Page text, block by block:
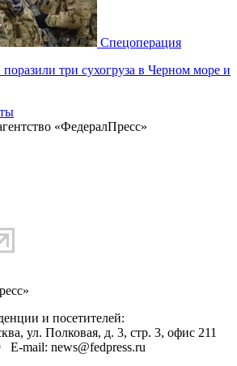
Спецоперация
три сухогруза в Черном море и
«ФедералПресс»
»
и посетителей:
, ул. Полковая, д. 3, стр. 3, офис 211
E-mail: news@fedpress.ru